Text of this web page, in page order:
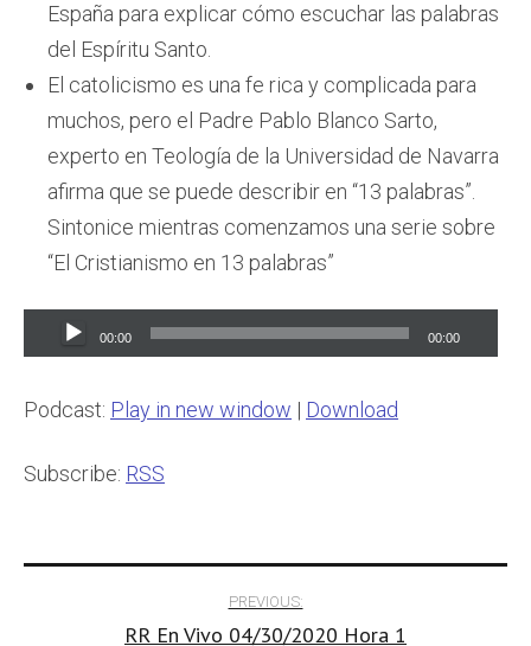
España para explicar cómo escuchar las palabras
del Espíritu Santo.
El catolicismo es una fe rica y complicada para
muchos, pero el Padre Pablo Blanco Sarto,
experto en Teología de la Universidad de Navarra
afirma que se puede describir en “13 palabras”.
Sintonice mientras comenzamos una serie sobre
“El Cristianismo en 13 palabras”
Audio
Player
00:00 00:00
Podcast: Play in new window | Download
Subscribe: RSS
PREVIOUS:
RR En Vivo 04/30/2020 Hora 1